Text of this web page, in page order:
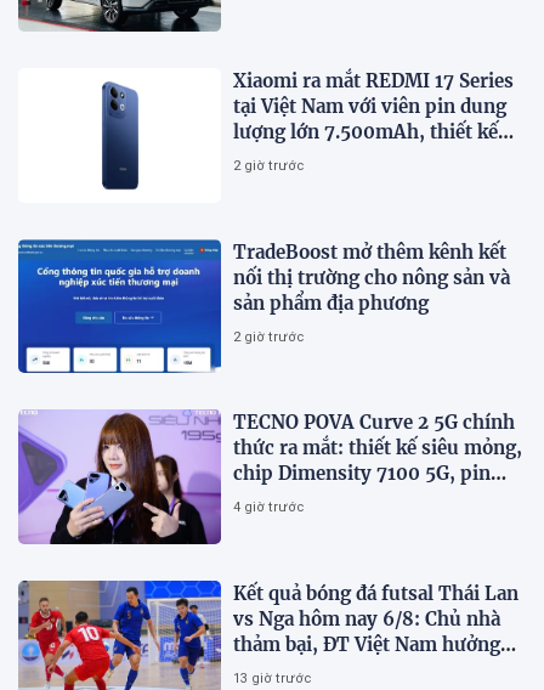
Xiaomi ra mắt REDMI 17 Series
tại Việt Nam với viên pin dung
lượng lớn 7.500mAh, thiết kế
trẻ trung, giá từ 5,5 triệu đồng
2 giờ trước
TradeBoost mở thêm kênh kết
nối thị trường cho nông sản và
sản phẩm địa phương
2 giờ trước
TECNO POVA Curve 2 5G chính
thức ra mắt: thiết kế siêu mỏng,
chip Dimensity 7100 5G, pin
8000mAh
4 giờ trước
Kết quả bóng đá futsal Thái Lan
vs Nga hôm nay 6/8: Chủ nhà
thảm bại, ĐT Việt Nam hưởng
lợi lớn
13 giờ trước